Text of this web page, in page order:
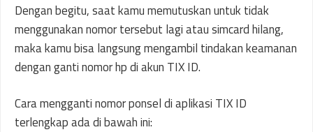
Dengan begitu, saat kamu memutuskan untuk tidak
menggunakan nomor tersebut lagi atau simcard hilang,
maka kamu bisa langsung mengambil tindakan keamanan
dengan ganti nomor hp di akun TIX ID.
Cara mengganti nomor ponsel di aplikasi TIX ID
terlengkap ada di bawah ini: